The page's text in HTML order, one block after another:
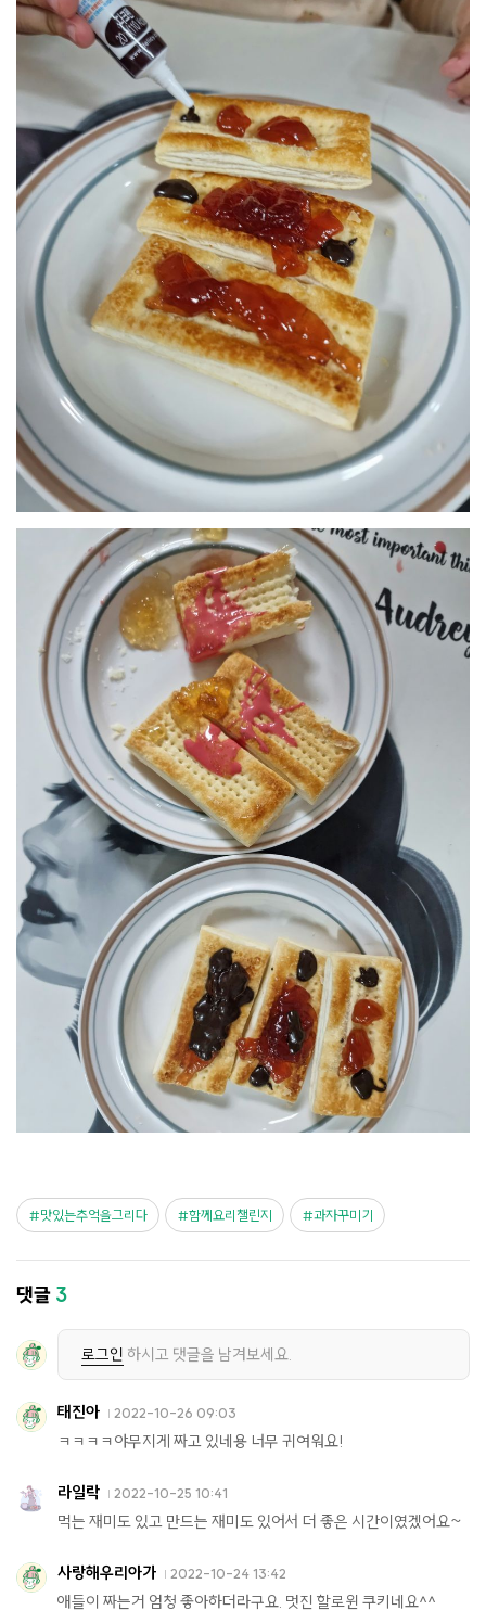
맛있는추억을그리다 함께요리챌린지 과자꾸미기
댓글 3
로그인 하시고 댓글을 남겨보세요.
태진아 2022-10-26 09:03
ㅋㅋㅋㅋ야무지게 짜고 있네용 너무 귀여워요!
라일락 2022-10-25 10:41
먹는 재미도 있고 만드는 재미도 있어서 더 좋은 시간이였겠어요~
사랑해우리아가 2022-10-24 13:42
애들이 짜는거 엄청 좋아하더라구요. 멋진 할로윈 쿠키네요^^